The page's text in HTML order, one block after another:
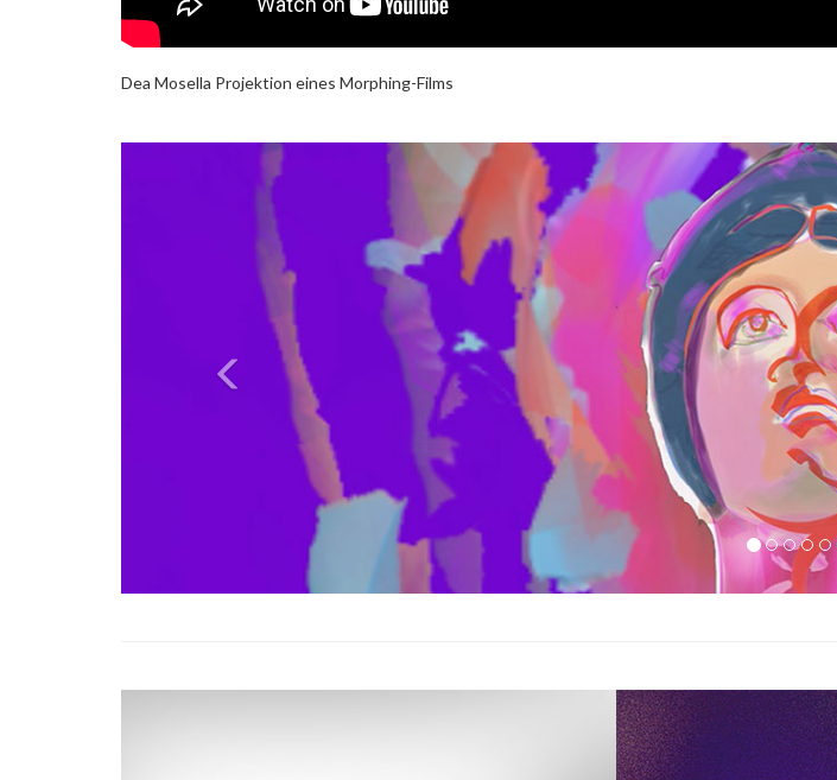
Dea Mosella Projektion eines Morphing-Films